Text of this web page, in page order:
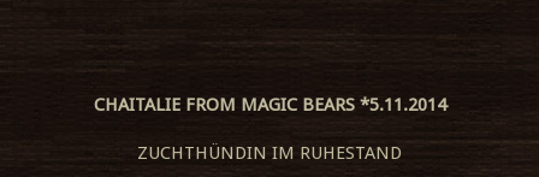
CHAITALIE FROM MAGIC BEARS *5.11.2014
ZUCHTHÜNDIN IM RUHESTAND